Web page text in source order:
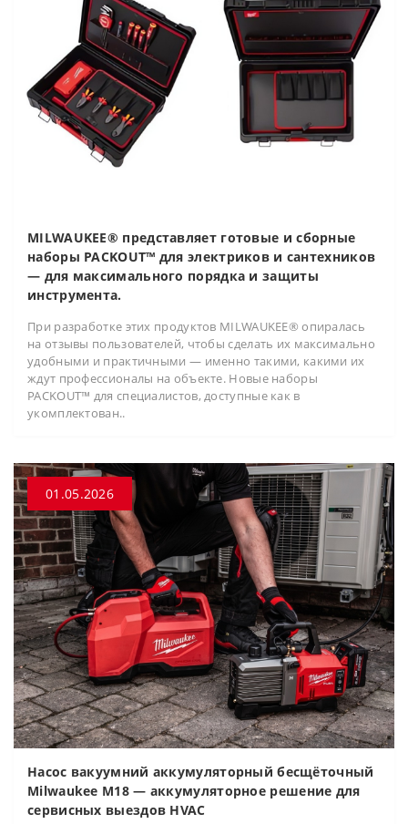
MILWAUKEE® представляет готовые и сборные
наборы PACKOUT™ для электриков и сантехников
— для максимального порядка и защиты
инструмента.
При разработке этих продуктов MILWAUKEE® опиралась
на отзывы пользователей, чтобы сделать их максимально
удобными и практичными — именно такими, какими их
ждут профессионалы на объекте. Новые наборы
PACKOUT™ для специалистов, доступные как в
укомплектован..
01.05.2026
Насос вакуумний аккумуляторный бесщёточный
Milwaukee M18 — аккумуляторное решение для
сервисных выездов HVAC